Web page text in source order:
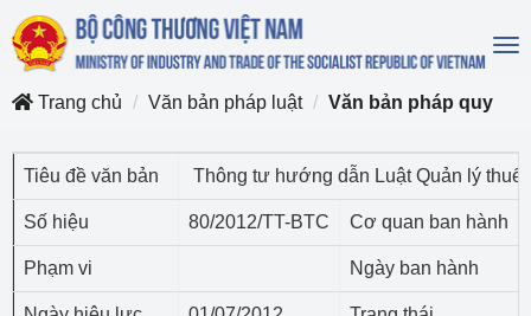
Trang chủ
Văn bản pháp luật Văn bản pháp quy
Tiêu đề văn bản Thông tư hướng dẫn Luật Quản lý thuế
Số hiệu 80/2012/TT-BTC Cơ quan ban hành
Phạm vi Ngày ban hành